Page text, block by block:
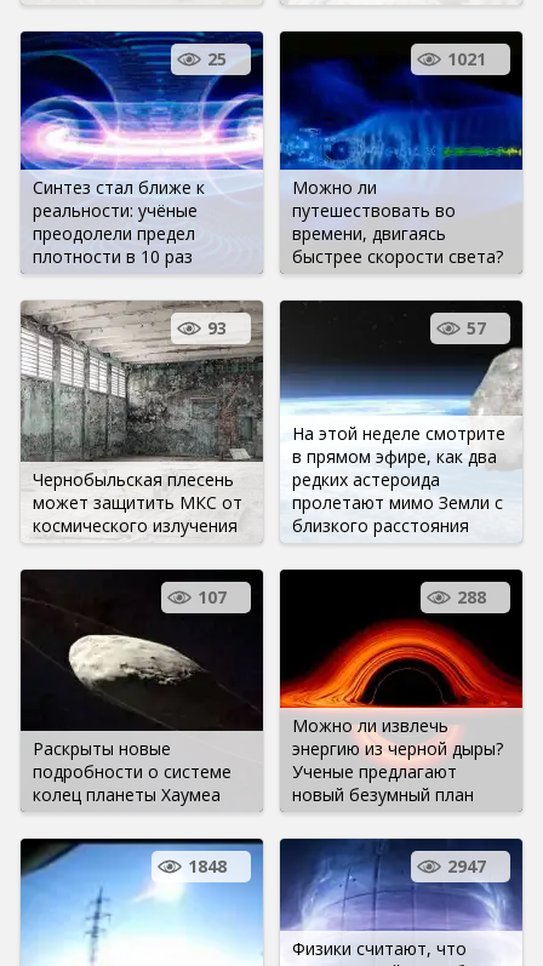
Синтез стал ближе к
реальности: учёные
преодолели предел
плотности в 10 раз
25
Можно ли
путешествовать во
времени, двигаясь
быстрее скорости света?
1021
Чернобыльская плесень
может защитить МКС от
космического излучения
93
На этой неделе смотрите
в прямом эфире, как два
редких астероида
пролетают мимо Земли с
близкого расстояния
57
Раскрыты новые
подробности о системе
колец планеты Хаумеа
107
Можно ли извлечь
энергию из черной дыры?
Ученые предлагают
новый безумный план
288
1848
Физики считают, что
2947